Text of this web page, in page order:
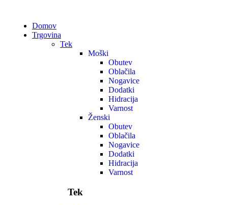
Domov
Trgovina
Tek
Moški
Obutev
Oblačila
Nogavice
Dodatki
Hidracija
Varnost
Ženski
Obutev
Oblačila
Nogavice
Dodatki
Hidracija
Varnost
Tek